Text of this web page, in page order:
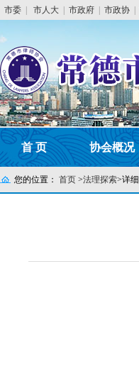
市委 市人大 市政府 市政协
首 页 协会概况
您的位置： 首页 >法理探索>详